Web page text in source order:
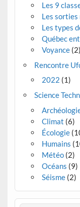
Les 9
Les
Les types
Québec
Voyance(2)
Rencontre
2022 (1)
Science
Climat (6)
Écologie
Humains
Météo(2)
Océans (9)
Séisme(2)